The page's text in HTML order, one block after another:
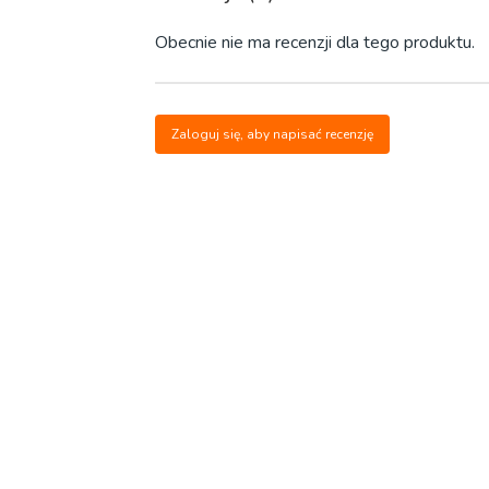
Obecnie nie ma recenzji dla tego produktu.
Zaloguj się, aby napisać recenzję